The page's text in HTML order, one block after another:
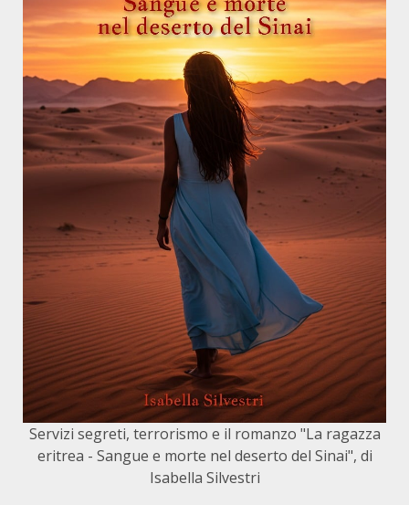
Servizi segreti, terrorismo e il romanzo "La ragazza
eritrea - Sangue e morte nel deserto del Sinai", di
Isabella Silvestri